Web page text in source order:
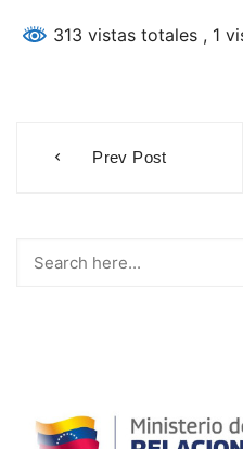
313 vistas totales , 1
Prev Post